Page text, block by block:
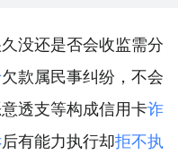
没还是否会收监需分
欠款属民事纠纷，不会
透支等构成信用卡诈
后有能力执行却拒不执